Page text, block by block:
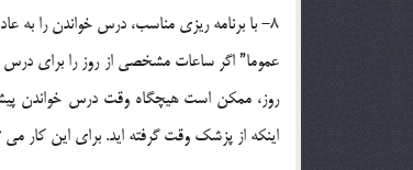
8- با برنامه ريزي مناسب، درس خواندن را به عادت تبديل كنيد:
عموما” اگر ساعات مشخصي از روز را براي
روز، ممكن است هيچگاه وقت درس خواندن
اينكه از پزشك وقت گرفته ايد. براي اين كار مي